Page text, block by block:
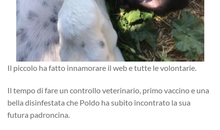
Il piccolo ha fatto innamorare il web e tutte le volontarie.
Il tempo di fare un controllo veterinario, primo vaccino e una
bella disinfestata che Poldo ha subito incontrato la sua
futura padroncina.